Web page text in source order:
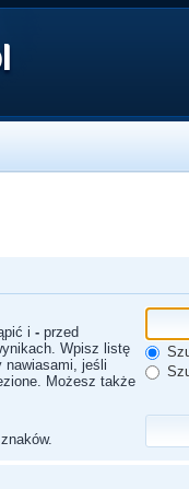
i - przed
Wpisz listę
nawiasami, jeśli
Możesz także